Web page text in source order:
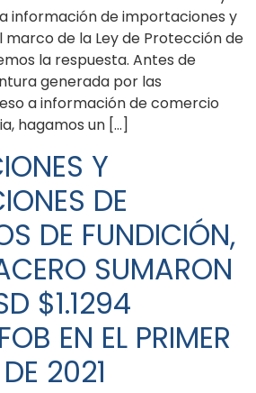
información de importaciones y
de la Ley de Protección de
la respuesta. Antes de
generada por las
a información de comercio
hagamos un […]
Y
DE
DE FUNDICIÓN,
SUMARON
$1.1294
EN EL PRIMER
2021